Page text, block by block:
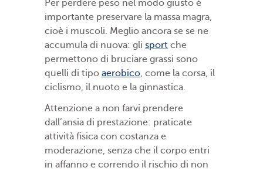
Per perdere peso nel modo giusto è
importante preservare la massa magra,
cioè i muscoli. Meglio ancora se se ne
accumula di nuova: gli sport che
permettono di bruciare grassi sono
quelli di tipo aerobico, come la corsa, il
ciclismo, il nuoto e la ginnastica.
Attenzione a non farvi prendere
dall’ansia di prestazione: praticate
attività fisica con costanza e
moderazione, senza che il corpo entri
in affanno e correndo il rischio di non